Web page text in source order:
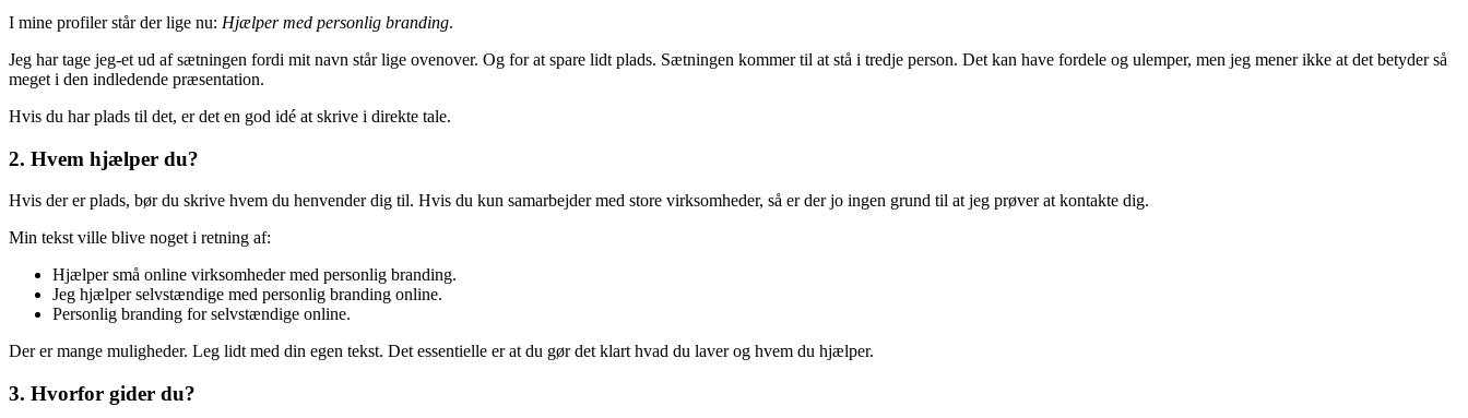
I mine profiler står der lige nu: Hjælper med personlig branding.
Jeg har tage jeg-et ud af sætningen fordi mit navn står lige ovenover. Og for at spare lidt plads. Sætningen kommer til at stå i tredje person. Det kan have fordele og ulemper, men jeg mener ikke at det betyder så
meget i den indledende præsentation.
Hvis du har plads til det, er det en god idé at skrive i direkte tale.
2. Hvem hjælper du?
Hvis der er plads, bør du skrive hvem du henvender dig til. Hvis du kun samarbejder med store virksomheder, så er der jo ingen grund til at jeg prøver at kontakte dig.
Min tekst ville blive noget i retning af:
Hjælper små online virksomheder med personlig branding.
Jeg hjælper selvstændige med personlig branding online.
Personlig branding for selvstændige online.
Der er mange muligheder. Leg lidt med din egen tekst. Det essentielle er at du gør det klart hvad du laver og hvem du hjælper.
3. Hvorfor gider du?